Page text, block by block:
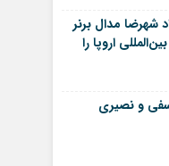
شهرضا مدال برنر
اروپا را
و نصیری